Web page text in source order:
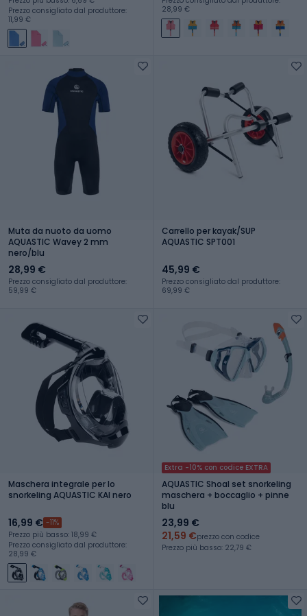
Prezzo consigliato dal produttore:
11,99 €
28,99 €
Muta da nuoto da uomo
AQUASTIC Wavey 2 mm
nero/blu
28,99 €
Prezzo consigliato dal produttore:
59,99 €
Carrello per kayak/SUP
AQUASTIC SPT001
45,99 €
Prezzo consigliato dal produttore:
69,99 €
Maschera integrale per lo
snorkeling AQUASTIC KAI nero
16,99 € -11%
Prezzo più basso: 18,99 €
Prezzo consigliato dal produttore:
28,99 €
Extra -10% con codice EXTRA
AQUASTIC Shoal set snorkeling
maschera + boccaglio + pinne
blu
23,99 €
21,59 €prezzo con codice
Prezzo più basso: 22,79 €